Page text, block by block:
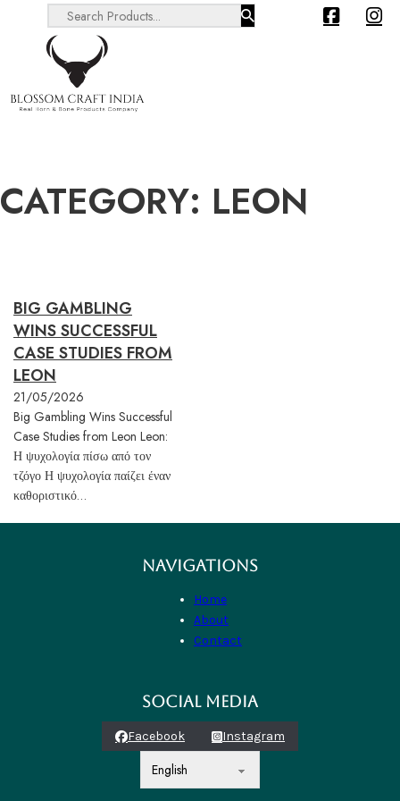
Search ...
CATEGORY: LEON
BIG GAMBLING
WINS SUCCESSFUL
CASE STUDIES FROM
LEON
21/05/2026
Big Gambling Wins Successful
Case Studies from Leon Leon:
Η ψυχολογία πίσω από τον
τζόγο Η ψυχολογία παίζει έναν
καθοριστικό…
NAVIGATIONS
Home
About
Contact
SOCIAL MEDIA
Facebook Instagram